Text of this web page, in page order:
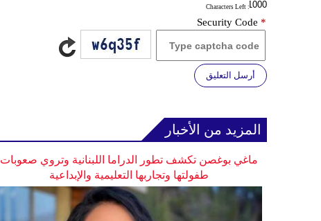
: Characters Left
Security Code *
أرسل التعليق
المزيد من الأخبار
ماغي بوغصن تكشف تطور الدراما اللبنانية وتروي صعوبات
طفولتها وتجاربها التعليمية والإبداعية